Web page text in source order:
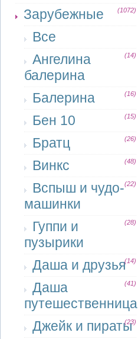
Зарубежные (1072)
Все
Ангелина
балерина
(14)
Балерина (16)
Бен 10 (15)
Братц (26)
Винкс (48)
Вспыш и чудо-
машинки
(22)
Гуппи и
пузырики
(28)
Даша и друзья(14)
Даша
путешественница
(41)
Джейк и пираты
(23)